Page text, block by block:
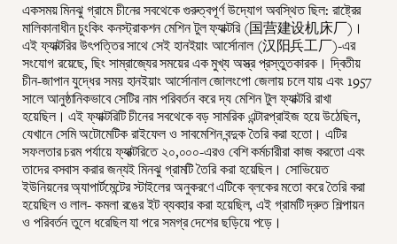
একসময় মিনঝু গ্রামে চীনের সবথেকে গুরুত্বপূর্ণ উদ্যোগ অবস্থিত ছিল: রাষ্ট্রের
মালিকানাধীন চুংকিং কনস্ট্রাকশন মেশিন টুল ফ্যাক্টরি (国营建设机床厂)।
এই ফ্যাক্টরির উৎপত্তির সাথে সেই হানইয়াং আর্সোনাল (汉阳兵工厂)-এর
সংযোগ রয়েছে, ছিং সাম্রাজ্যের সময়ের এক মুখ্য অস্ত্র প্রস্তুতকারক। দ্বিতীয়
চীন-জাপান যুদ্ধের সময় হানইয়াং আর্সোনাল জোলংপো জেলায় চলে যায় এবং 1957
সালে আনুষ্ঠানিকভাবে সেটির নাম পরিবর্তন করে দ্য মেশিন টুল ফ্যাক্টরি রাখা
হয়েছিল। এই ফ্যাক্টরিটি চীনের সবথেকে বড় সামরিক এন্টারপ্রাইজ হয়ে উঠেছিল,
যেখানে সেমি অটোমেটিক রাইফেল ও সাবমেশিন বন্দুক তৈরি করা হতো। এটির
সফলতার চরম পর্যায়ে ফ্যাক্টরিতে ২০,০০০-এরও বেশি কর্মচারীরা কাজ করতো এবং
তাদের বসবাস করার জন্যই মিনঝু গ্রামটি তৈরি করা হয়েছিল। সোভিয়েত
ইউনিয়নের অ্যাপার্টমেন্টের স্টাইলের অনুকরণে এটিকে ব্লকের মতো করে তৈরি করা
হয়েছিল ও লাল- কমলা রঙের ইট ব্যবহার করা হয়েছিল, এই গ্রামটি দ্রুত শিল্পায়ন
ও পরিবর্তন তুলে ধরেছিল যা পরে সমগ্র দেশের ছড়িয়ে পড়ে।